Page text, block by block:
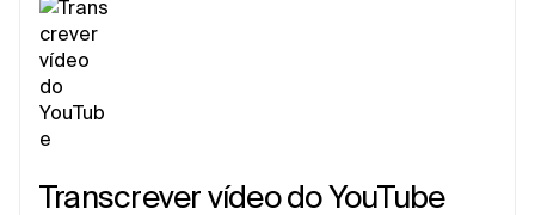
Transcrever vídeo do YouTube